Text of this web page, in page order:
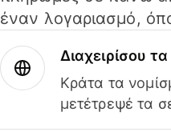
έναν λογαριασμό,
Διαχειρίσου
Κράτα τα
μετέτρεψέ τα